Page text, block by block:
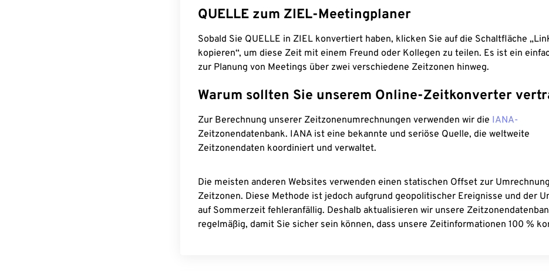
QUELLE zum ZIEL-Meetingplaner
Sobald Sie QUELLE in ZIEL konvertiert haben, klicken Sie auf die Schaltfläche
kopieren“, um diese Zeit mit einem Freund oder Kollegen zu teilen. Es ist ein
zur Planung von Meetings über zwei verschiedene Zeitzonen hinweg.
Warum sollten Sie unserem Online-Zeitkonverter
Zur Berechnung unserer Zeitzonenumrechnungen verwenden wir die IANA-
Zeitzonendatenbank. IANA ist eine bekannte und seriöse Quelle, die weltweite
Zeitzonendaten koordiniert und verwaltet.
Die meisten anderen Websites verwenden einen statischen Offset zur
Zeitzonen. Diese Methode ist jedoch aufgrund geopolitischer Ereignisse und der
auf Sommerzeit fehleranfällig. Deshalb aktualisieren wir unsere
regelmäßig, damit Sie sicher sein können, dass unsere Zeitinformationen 100 %